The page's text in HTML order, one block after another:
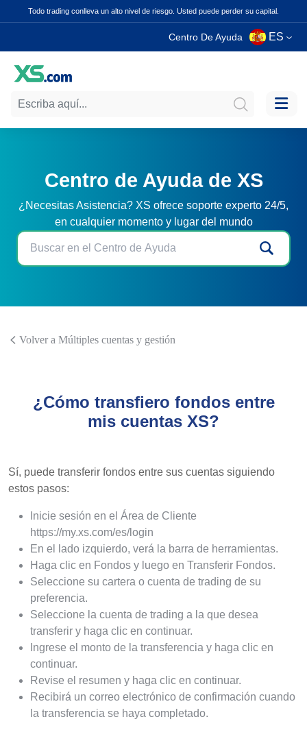
Todo trading conlleva un alto nivel de riesgo. Usted puede perder su capital.
Centro De Ayuda ES
Centro de Ayuda de XS
¿Necesitas Asistencia? XS ofrece soporte experto 24/5,
en cualquier momento y lugar del mundo
Volver a Múltiples cuentas y gestión
¿Cómo transfiero fondos entre
mis cuentas XS?
Sí, puede transferir fondos entre sus cuentas siguiendo
estos pasos:
Inicie sesión en el Área de Cliente
https://my.xs.com/es/login
En el lado izquierdo, verá la barra de herramientas.
Haga clic en Fondos y luego en Transferir Fondos.
Seleccione su cartera o cuenta de trading de su
preferencia.
Seleccione la cuenta de trading a la que desea
transferir y haga clic en continuar.
Ingrese el monto de la transferencia y haga clic en
continuar.
Revise el resumen y haga clic en continuar.
Recibirá un correo electrónico de confirmación cuando
la transferencia se haya completado.